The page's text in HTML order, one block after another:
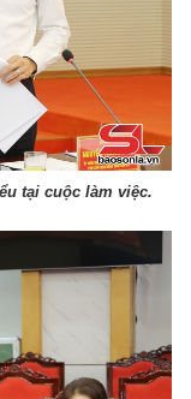
tại cuộc làm việc.